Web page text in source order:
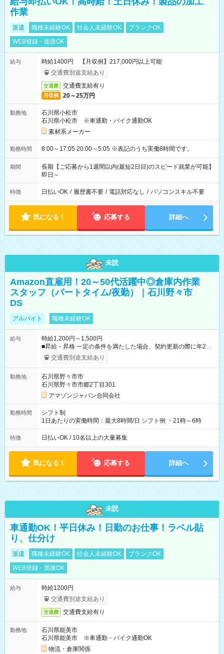
作業
派遣 職種未経験OK 社会人未経験OK
ブランクOK
WEB登録・面接OK
給与
時給1400円 【月収例】217,000円以上可能
交通費別途支給あり
交通費 交通費支給有り
月収例 20～25万円
勤務地
石川県小松市
石川県小松市 ※車通勤・バイク通勤OK
素材系メーカー
勤務時間 8:00～17:05 20:00～5:05 ※表記のうち実働8時間です。
期間
長期【ご応募から1週間以内(最短2日目)のスピード就業が可能】
即日～
特徴 日払いOK / 履歴書不要 / 電話対応なし / パソコンスキル不要
気になる！ 応募する 詳細へ
未読
Amazon直雇用！20～50代活躍中◎倉庫内作業
スタッフ（パートタイム/夜勤）｜石川野々市
DS
アルバイト 職種未経験OK
給与
時給1,200円～1,500円
■昇給・昇格 一定の条件を満たした場合、契約更新の際に年2回
まで昇給の機会があります。 ■正社員登用制度あり ※月末締/翌
月25日支払い ※時間外手当、別途支給 ※深夜割増賃金 (22:00～
☆Amazon直雇用で安定して働けます！ 【試用期間】試用期間
あり 試用期間の長さ：1週間 雇用形態、給与は本採用時と同じ
です。
交通費別途支給あり
勤務地
石川県野々市市
石川県野々市市郷2丁目301
アマゾンジャパン合同会社
勤務時間
シフト制
1日あたりの実働時間：最大8時間/日 シフト例 ・21時～6時
特徴 日払いOK / 10名以上の大量募集
気になる！ 応募する 詳細へ
未読
車通勤OK！平日休み！日勤のお仕事！ラベル貼
り、仕分け
派遣 職種未経験OK 社会人未経験OK
ブランクOK
WEB登録・面接OK
給与
時給1200円
交通費別途支給あり
交通費 交通費支給有り
勤務地
石川県能美市
石川県能美市 ※車通勤・バイク通勤OK
物流・倉庫関係